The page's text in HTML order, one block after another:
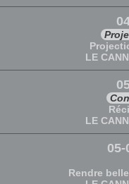
LE
LE
Rendre